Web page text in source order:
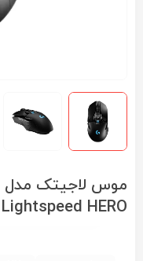
Lightspeed HERO